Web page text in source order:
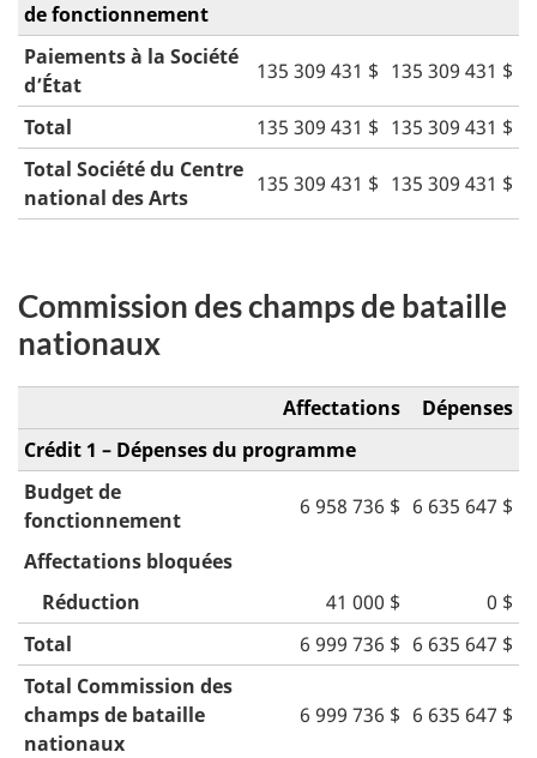
de fonctionnement
Paiements à la Société
d’État
135 309 431 $ 135 309 431 $
Total 135 309 431 $ 135 309 431 $
Total Société du Centre
national des Arts
135 309 431 $ 135 309 431 $
Commission des champs de bataille
nationaux
Affectations
Dépenses
Crédit 1 – Dépenses du programme
Budget de
fonctionnement
6 958 736 $ 6 635 647 $
Affectations bloquées
Réduction
41 000 $
0 $
Total
6 999 736 $ 6 635 647 $
Total Commission des
champs de bataille
nationaux
6 999 736 $ 6 635 647 $